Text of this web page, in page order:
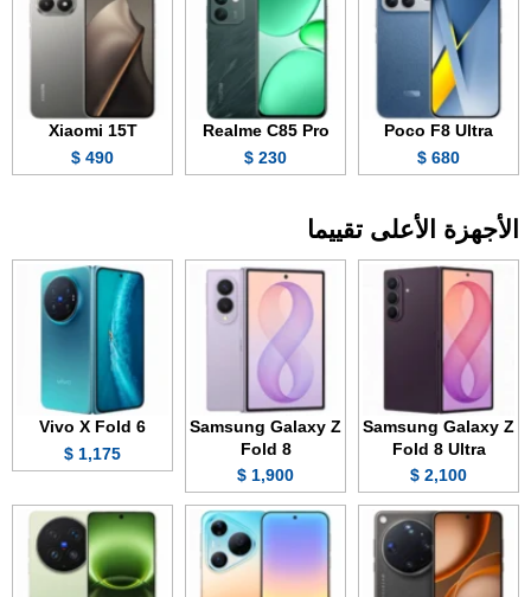
Poco F8 Ultra
680 $
Realme C85 Pro
230 $
Xiaomi 15T
490 $
الأجهزة الأعلى تقييما
Samsung Galaxy Z
Fold 8 Ultra
2,100 $
Samsung Galaxy Z
Fold 8
1,900 $
Vivo X Fold 6
1,175 $